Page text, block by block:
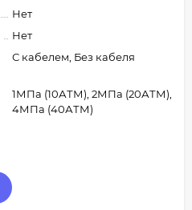
Нет
Нет
С кабелем, Без кабеля
1МПа (10АТМ), 2МПа (20АТМ),
4МПа (40АТМ)